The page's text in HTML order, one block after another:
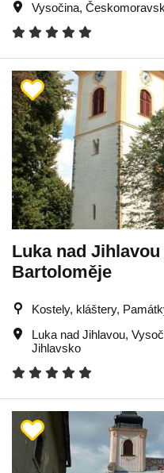
Vysočina,
Luka nad
Bartoloměje
Kostely, kláštery,
Luka nad Jihlavou,
Jihlavsko